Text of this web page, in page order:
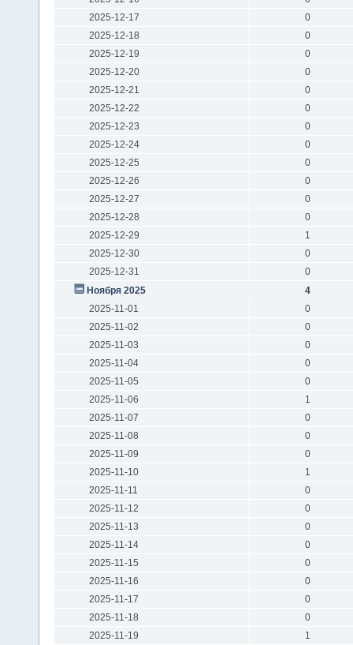
2025-12-17
0
2025-12-18
0
2025-12-19
0
2025-12-20
0
2025-12-21
0
2025-12-22
0
2025-12-23
0
2025-12-24
0
2025-12-25
0
2025-12-26
0
2025-12-27
0
2025-12-28
0
2025-12-29
1
2025-12-30
0
2025-12-31
0
Ноября 2025
4
2025-11-01
0
2025-11-02
0
2025-11-03
0
2025-11-04
0
2025-11-05
0
2025-11-06
1
2025-11-07
0
2025-11-08
0
2025-11-09
0
2025-11-10
1
2025-11-11
0
2025-11-12
0
2025-11-13
0
2025-11-14
0
2025-11-15
0
2025-11-16
0
2025-11-17
0
2025-11-18
0
2025-11-19
1